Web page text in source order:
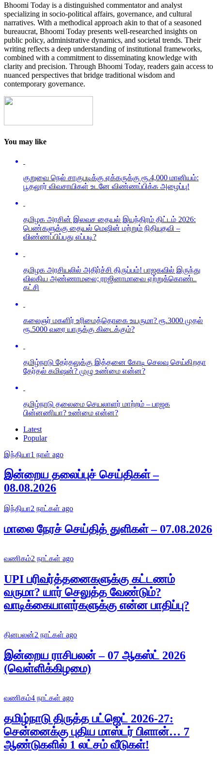
Bhoomi Today is a distinguished commentator and analyst
specializing in socio-political affairs, governance, and cultural
narratives. With a methodical approach akin to that of a seasoned
bureaucrat, Bhoomi Today presents well-researched insights on
public policy, administrative dynamics, and societal trends. Their
writing reflects a deep understanding of institutional frameworks,
combined with a commitment to disseminating knowledge with
clarity and precision. Through Bhoomi Today, readers gain access to
nuanced perspectives that bridge traditional wisdom and
contemporary governance.
You may like
குறுவை நெல் சாகுபடிக்கு ஏக்கருக்கு ரூ.4,000 மானியம்:
பூதலூர் விவசாயிகள் உடனே விண்ணப்பிக்க அழைப்பு!
தமிழக அரசின் இலவச தையல் இயந்திரம் திட்டம் 2026:
பெண்களுக்கு தையல் மெஷின் மற்றும் நிதியுதவி –
விண்ணப்பிப்பது எப்படி?
தமிழக அரசியலில் அதிர்ச்சி திருப்பம்! பாஜகவில் இருந்து
விலகிய அண்ணாமலை; ராஜினாமாவை ஏற்றுக்கொண்ட
கட்சி
கலைஞர் மகளிர் உரிமைத்தொகை உயருமா? ரூ.3000 முதல்
ரூ.5000 வரை யாருக்கு கிடைக்கும்?
தமிழ்நாடு தேர்தலுக்கு இத்தனை கோடி செலவு செய்கிறதா
தேர்தல் கமிஷன்? முழு உண்மை என்ன?
தமிழ்நாடு தலைமை செயலாளர் மாற்றம் – பாஜக
பின்னணியா? உண்மை என்ன?
Latest
Popular
இந்தியா1 நாள் ago
இன்றைய தலைப்புச் செய்திகள் –
08.08.2026
இந்தியா2 நாட்கள் ago
மாலை நேரச் செய்தித் துளிகள் – 07.08.2026
வணிகம்2 நாட்கள் ago
UPI பரிவர்த்தனைகளுக்கு கட்டணம்
வருமா? யார் செலுத்த வேண்டும்?
வாடிக்கையாளர்களுக்கு என்ன பாதிப்பு?
தினபலன்2 நாட்கள் ago
இன்றைய ராசிபலன் – 07 ஆகஸ்ட் 2026
(வெள்ளிக்கிழமை)
வணிகம்4 நாட்கள் ago
தமிழ்நாடு திருத்த பட்ஜெட் 2026-27:
சென்னைக்கு புதிய மாஸ்டர் பிளான்… 7
ஆண்டுகளில் 1 லட்சம் வீடுகள்!